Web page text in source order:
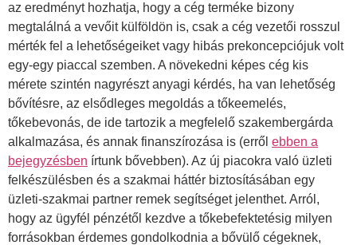
az eredményt hozhatja, hogy a cég terméke bizony
megtalálná a vevőit külföldön is, csak a cég vezetői rosszul
mérték fel a lehetőségeiket vagy hibás prekoncepciójuk volt
egy-egy piaccal szemben. A növekedni képes cég kis
mérete szintén nagyrészt anyagi kérdés, ha van lehetőség
bővítésre, az elsődleges megoldás a tőkeemelés,
tőkebevonás, de ide tartozik a megfelelő szakembergárda
alkalmazása, és annak finanszírozása is (erről ebben a
bejegyzésben írtunk bővebben). Az új piacokra való üzleti
felkészülésben és a szakmai háttér biztosításában egy
üzleti-szakmai partner remek segítséget jelenthet. Arról,
hogy az ügyfél pénzétől kezdve a tőkebefektetésig milyen
forrásokban érdemes gondolkodnia a bővülő cégeknek,